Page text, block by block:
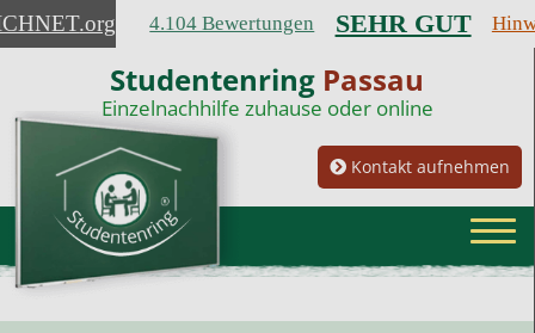
.org 4.104 Bewertungen SEHR GUT
Studentenring Passau
Einzelnachhilfe zuhause oder online
Kontakt aufnehmen